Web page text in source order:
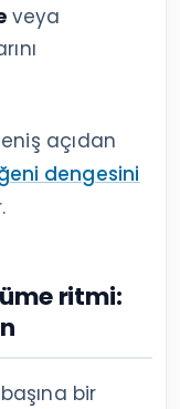
veya
açıdan
dengesini
ritmi:
bir